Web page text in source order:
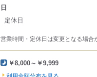
日
定休日
営業時間・定休日は変更となる場合
￥8,000～￥9,999
利用金額分布を見る